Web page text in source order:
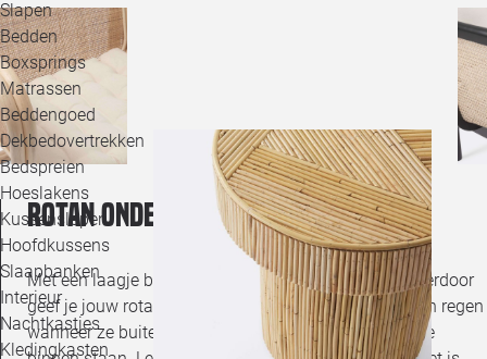
Slapen
Bedden
Boxsprings
Matrassen
Beddengoed
Dekbedovertrekken
Bedspreien
Hoeslakens
Kussenslopen
Hoofdkussens
Slaapbanken
Interieur
Nachtkastjes
Kledingkasten
Rotan onderhouden
Met een laagje blanke lak kom je al een heel eind. Hierdoor
geef je jouw rotan meubels een beschermlaagje tegen regen
wanneer ze buiten staan en tegen slijtage wanneer ze